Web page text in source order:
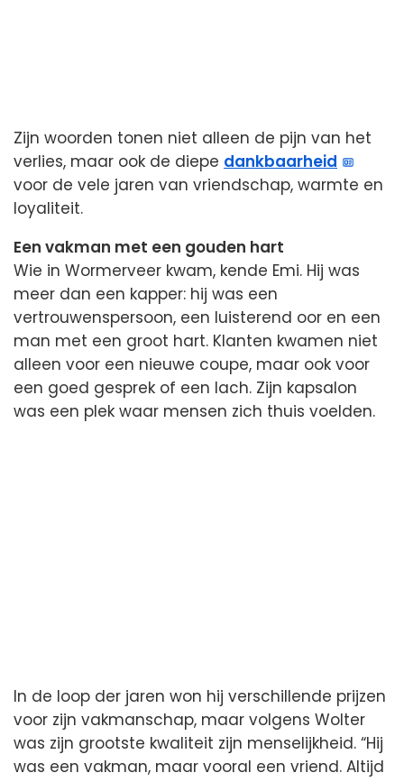
Zijn woorden tonen niet alleen de pijn van het
verlies, maar ook de diepe dankbaarheid
voor de vele jaren van vriendschap, warmte en
loyaliteit.
Een vakman met een gouden hart
Wie in Wormerveer kwam, kende Emi. Hij was
meer dan een kapper: hij was een
vertrouwenspersoon, een luisterend oor en een
man met een groot hart. Klanten kwamen niet
alleen voor een nieuwe coupe, maar ook voor
een goed gesprek of een lach. Zijn kapsalon
was een plek waar mensen zich thuis voelden.
In de loop der jaren won hij verschillende prijzen
voor zijn vakmanschap, maar volgens Wolter
was zijn grootste kwaliteit zijn menselijkheid. “Hij
was een vakman, maar vooral een vriend. Altijd